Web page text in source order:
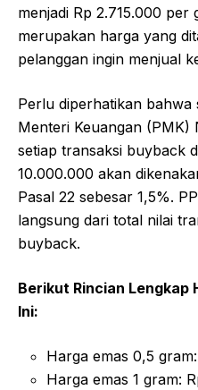
menjadi Rp 2.715.000
merupakan harga yang
pelanggan ingin menjual
Perlu diperhatikan bahwa
Menteri Keuangan (PMK)
setiap transaksi buyback
10.000.000 akan
Pasal 22 sebesar 1,5%.
langsung dari total nilai
buyback.
Berikut Rincian Lengkap
Ini:
Harga emas 0,5
Harga emas 1 gram: